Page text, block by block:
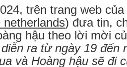
trên trang web
) đưa tin,
hậu theo lời mời
ra từ ngày 19 đến
và Hoàng hậu sẽ đi